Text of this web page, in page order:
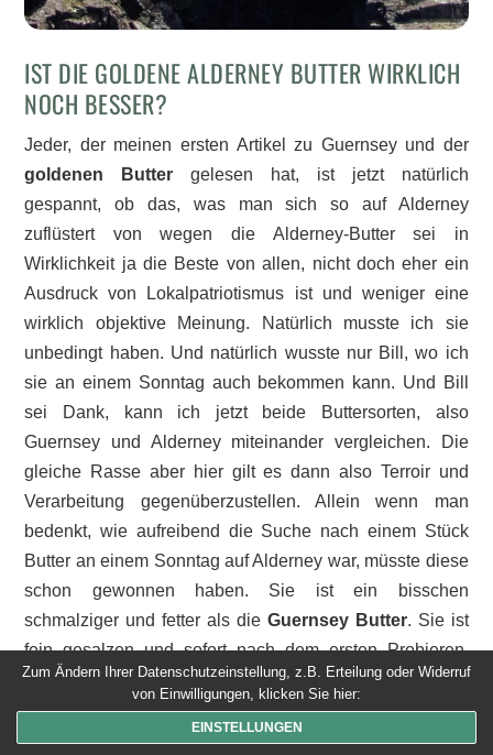
IST DIE GOLDENE ALDERNEY BUTTER WIRKLICH
NOCH BESSER?
Jeder, der meinen ersten Artikel zu Guernsey und der
goldenen Butter gelesen hat, ist jetzt natürlich
gespannt, ob das, was man sich so auf Alderney
zuflüstert von wegen die Alderney-Butter sei in
Wirklichkeit ja die Beste von allen, nicht doch eher ein
Ausdruck von Lokalpatriotismus ist und weniger eine
wirklich objektive Meinung. Natürlich musste ich sie
unbedingt haben. Und natürlich wusste nur Bill, wo ich
sie an einem Sonntag auch bekommen kann. Und Bill
sei Dank, kann ich jetzt beide Buttersorten, also
Guernsey und Alderney miteinander vergleichen. Die
gleiche Rasse aber hier gilt es dann also Terroir und
Verarbeitung gegenüberzustellen. Allein wenn man
bedenkt, wie aufreibend die Suche nach einem Stück
Butter an einem Sonntag auf Alderney war, müsste diese
schon gewonnen haben. Sie ist ein bisschen
schmalziger und fetter als die Guernsey Butter. Sie ist
fein gesalzen und sofort nach dem ersten Probieren,
kommt ein Juhu-Signal aus dem Geschmackszentrum.
Vielleicht, weil sie so kostbar ist. Sie ist ein Traum. Allein
für diese Butter muss man nach Alderney.
Zum Ändern Ihrer Datenschutzeinstellung, z.B. Erteilung oder Widerruf
von Einwilligungen, klicken Sie hier:
EINSTELLUNGEN